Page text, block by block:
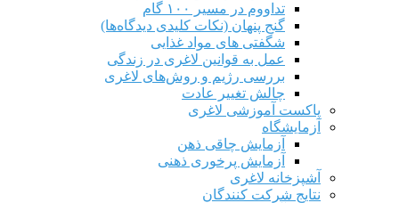
تداووم در مسیر ۱۰۰ گام
گنج پنهان (نکات کلیدی دیدگاه‌ها)
شگفتی های مواد غذایی
عمل به قوانین لاغری در زندگی
بررسی رژیم‌ و روش‌های لاغری
چالش تغییر عادت
پاکست آموزشی لاغری
آزمایشگاه
آزمایش چاقی ذهن
آزمایش پرخوری ذهنی
آشپزخانه لاغری
نتایج شرکت کنندگان